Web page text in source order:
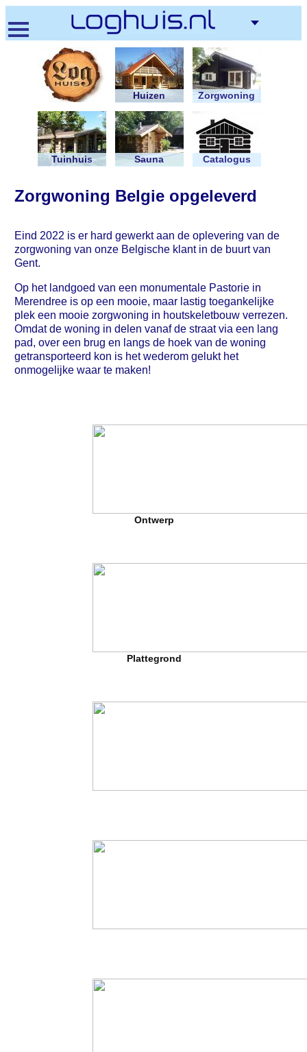
en
naar
Huizen Zorgwoning
Tuinhuis Sauna Catalogus
Zorgwoning Belgie opgeleverd
Eind 2022 is er hard gewerkt aan de oplevering van de
zorgwoning van onze Belgische klant in de buurt van
Gent.
Op het landgoed van een monumentale Pastorie in
Merendree is op een mooie, maar lastig toegankelijke
plek een mooie zorgwoning in houtskeletbouw verrezen.
Omdat de woning in delen vanaf de straat via een lang
pad, over een brug en langs de hoek van de woning
getransporteerd kon is het wederom gelukt het
onmogelijke waar te maken!
Ontwerp
Plattegrond